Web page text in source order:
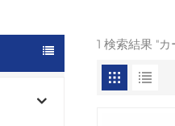
1 検索結果 "